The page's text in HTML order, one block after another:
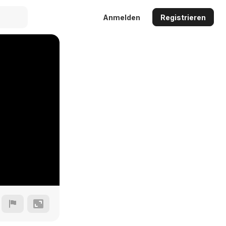
Anmelden Registrieren